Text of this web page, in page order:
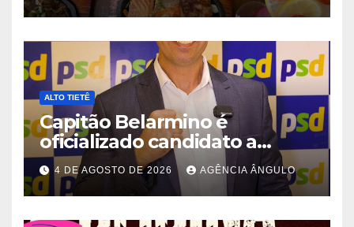
ALTO TIETÊ
Capitão Belarmino é
oficializado candidato a
deputado estadual pelo PSD
durante convenção em São
Paulo
4 DE AGOSTO DE 2026 AGÊNCIA ÂNGULO